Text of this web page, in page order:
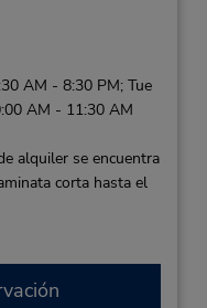
AM - 8:30 PM; Tue
AM - 11:30 AM
alquiler se encuentra
corta hasta el